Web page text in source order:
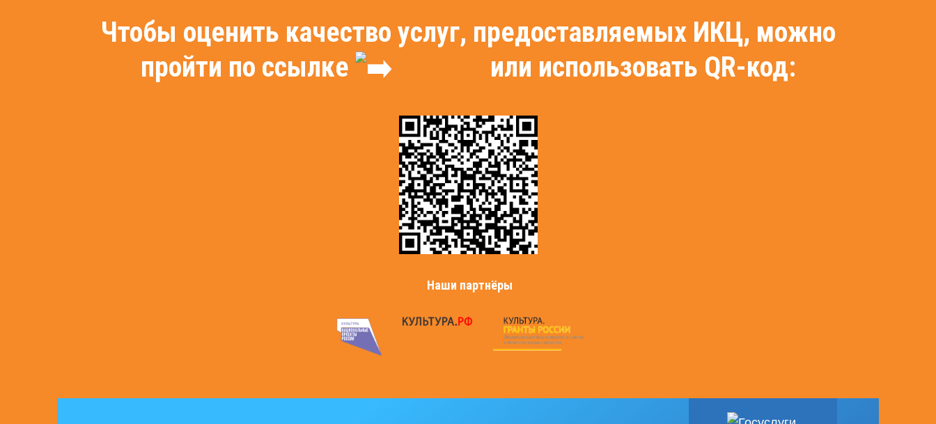
Чтобы оценить качество услуг, предоставляемых ИКЦ, можно
пройти по ссылке
или использовать QR-код:
Наши партнёры